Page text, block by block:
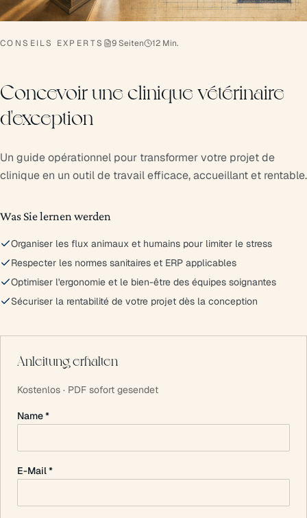
CONSEILS EXPERTS 9 Seiten 12 Min.
Concevoir une clinique vétérinaire
d'exception
Un guide opérationnel pour transformer votre projet de
clinique en un outil de travail efficace, accueillant et rentable.
Was Sie lernen werden
Organiser les flux animaux et humains pour limiter le stress
Respecter les normes sanitaires et ERP applicables
Optimiser l'ergonomie et le bien-être des équipes soignantes
Sécuriser la rentabilité de votre projet dès la conception
Anleitung erhalten
Kostenlos · PDF sofort gesendet
Name *
E-Mail *